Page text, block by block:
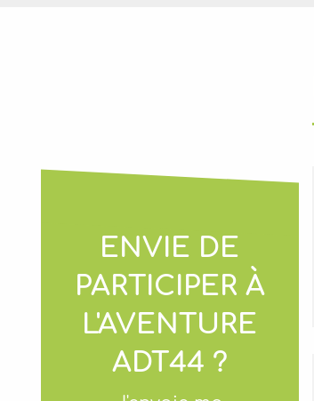
ENVIE DE
PARTICIPER À
L'AVENTURE
ADT44 ?